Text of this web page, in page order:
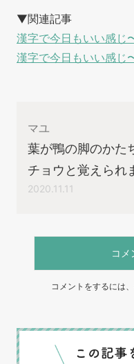
▼関連記事
漢字で今日もいい感じ
漢字で今日もいい感じ
マユ
葉が鴨の脚のかた
チョウと覚えられ
2020.11.11
コメ
コメントをするには